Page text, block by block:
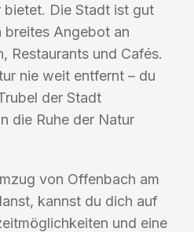
bietet. Die Stadt ist gut
breites Angebot an
Restaurants und Cafés.
nie weit entfernt – du
der Stadt
die Ruhe der Natur
von Offenbach am
kannst du dich auf
und eine